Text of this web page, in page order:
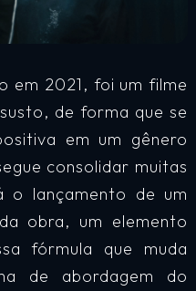
em 2021, foi um filme
de forma que se
em um gênero
consolidar muitas
o lançamento de um
obra, um elemento
fórmula que muda
de abordagem do